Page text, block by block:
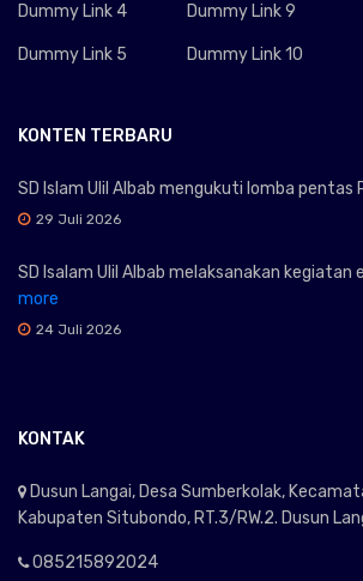
Dummy Link 4
Dummy Link 5
Dummy Link 9
Dummy Link 10
KONTEN TERBARU
SD Islam Ulil Albab mengukuti lomba pentas
29 Juli 2026
SD Isalam Ulil Albab melaksanakan kegiatan
more
24 Juli 2026
KONTAK
Dusun Langai, Desa Sumberkolak,
Kabupaten Situbondo, RT.3/RW.2. Dusun
085215892024